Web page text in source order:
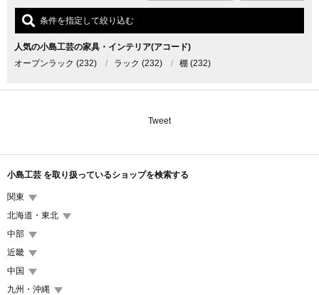
条件を指定して絞り込む
人気の小島工芸の家具・インテリア(アコード)
オープンラック (232) / ラック (232) / 棚 (232)
Tweet
小島工芸 を取り扱っているショップを検索する
関東
北海道・東北
中部
近畿
中国
九州・沖縄